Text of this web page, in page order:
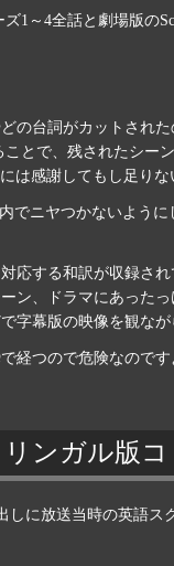
1～4全話と劇場版の
の台詞がカットされ
とで、残されたシー
は感謝してもし足りな
でニヤつかないように
応する和訳が収録さ
ン、ドラマにあった
字幕版の映像を観なが
経つので危険なので
リンガル版
しに放送当時の英語ス